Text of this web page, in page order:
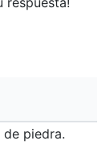
piedra.